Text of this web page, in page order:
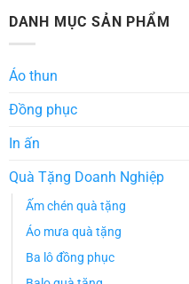
DANH MỤC SẢN PHẨM
Áo thun
Đồng phục
In ấn
Quà Tặng Doanh Nghiệp
Ấm chén quà tặng
Áo mưa quà tặng
Ba lô đồng phục